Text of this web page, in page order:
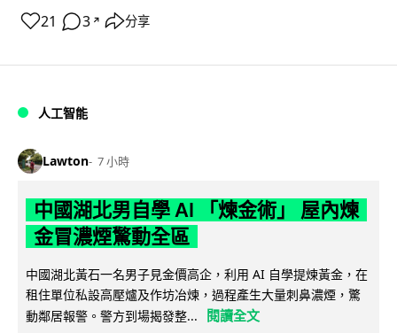
21 3 ↗ 分享
人工智能
Lawton 7 小時
中國湖北男自學 AI 「煉金術」 屋內煉
金冒濃煙驚動全區
中國湖北黃石一名男子見金價高企，利用 AI 自學提煉黃金，在
租住單位私設高壓爐及作坊冶煉，過程產生大量刺鼻濃煙，驚
動鄰居報警。警方到場揭發整...
閱讀全文